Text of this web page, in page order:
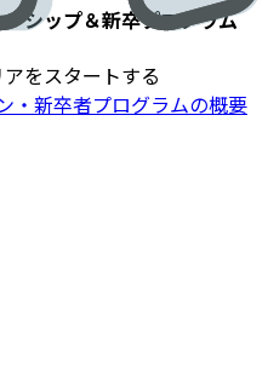
シップ＆新卒プログラム
をスタートする
・新卒者プログラムの概要